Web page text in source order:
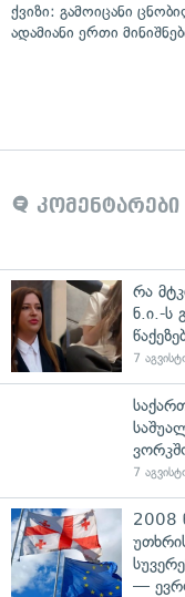
ქვიზი: გამოიცანი
ადამიანი ერთი
კომენტარები
რა
ნ.ი.-ს
7
7
2008
—